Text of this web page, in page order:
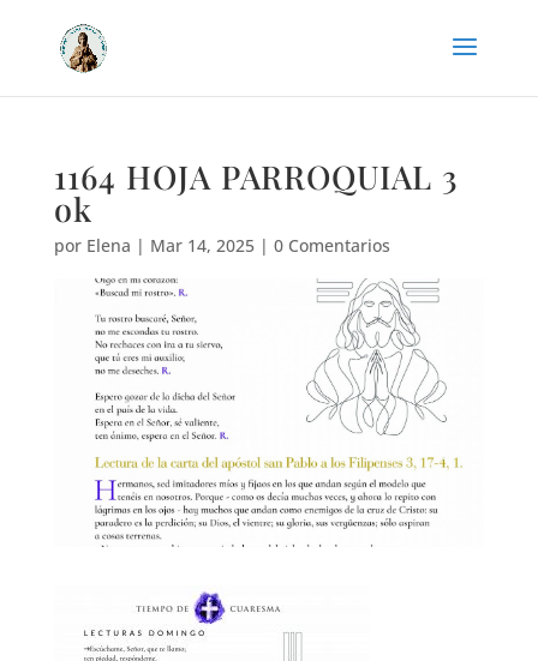
1164 HOJA PARROQUIAL 3
ok
por Elena | Mar 14, 2025| 0 Comentarios